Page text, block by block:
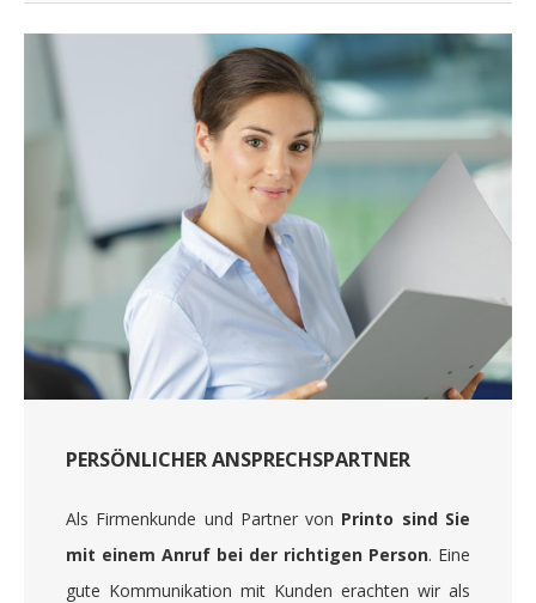
PERSÖNLICHER ANSPRECHSPARTNER
Als Firmenkunde und Partner von Printo sind Sie
mit einem Anruf bei der richtigen Person. Eine
gute Kommunikation mit Kunden erachten wir als